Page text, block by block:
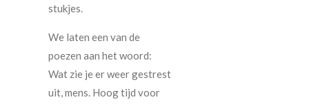
stukjes.
We laten een van de
poezen aan het woord:
Wat zie je er weer gestrest
uit, mens. Hoog tijd voor